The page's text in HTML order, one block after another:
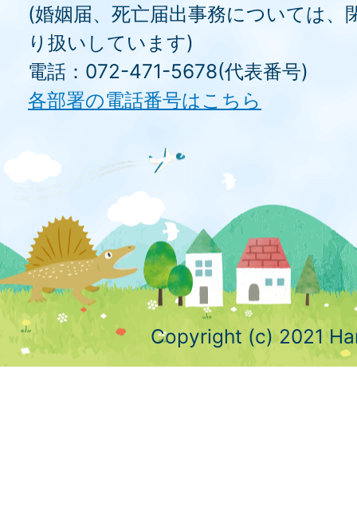
(婚姻届、死亡届出事務については、
り扱いしています)
電話：072-471-5678(代表番号)
各部署の電話番号はこちら
Copyright (c) 2021